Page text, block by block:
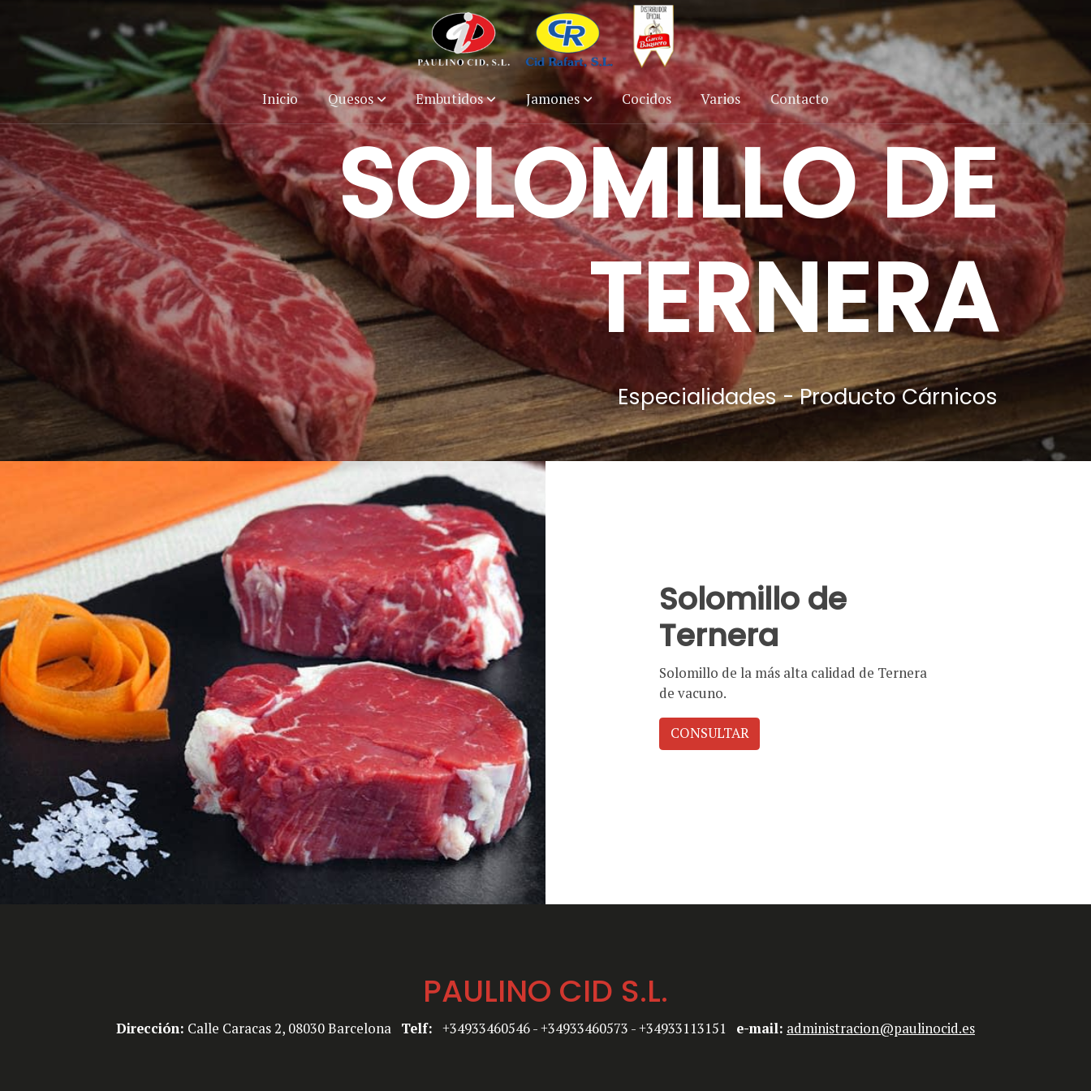
Inicio Quesos Embutidos Jamones Cocidos Varios Contacto
SOLOMILLO DE
TERNERA
Especialidades - Producto Cárnicos
Solomillo de
Ternera
Solomillo de la más alta calidad de Ternera
de vacuno.
CONSULTAR
PAULINO CID S.L.
Dirección: Calle Caracas 2, 08030 Barcelona Telf: +34933460546 - +34933460573 - +34933113151 e-mail: administracion@paulinocid.es